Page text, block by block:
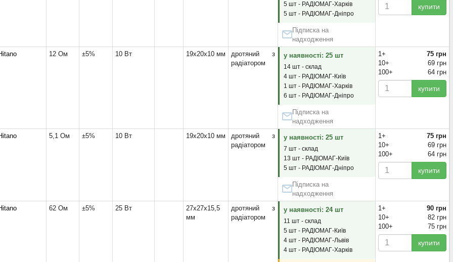
5 шт - РАДІОМАГ-Харків
5 шт - РАДІОМАГ-Дніпро
Підписка на
надходження
купити
12 Ом ±5% 10 Вт 19x20x10 мм
дротяний з
радіатором
у наявності: 25 шт
14 шт - склад
4 шт - РАДІОМАГ-Київ
1 шт - РАДІОМАГ-Харків
6 шт - РАДІОМАГ-Дніпро
Підписка на
надходження
1+
75 грн
10+
69 грн
100+
64 грн
купити
5,1 Ом ±5% 10 Вт 19x20x10 мм
дротяний з
радіатором
у наявності: 25 шт
7 шт - склад
13 шт - РАДІОМАГ-Київ
5 шт - РАДІОМАГ-Дніпро
Підписка на
надходження
1+
75 грн
10+
69 грн
100+
64 грн
купити
62 Ом ±5% 25 Вт
27x27x15,5
мм
дротяний з
радіатором
у наявності: 24 шт
11 шт - склад
5 шт - РАДІОМАГ-Київ
4 шт - РАДІОМАГ-Львів
4 шт - РАДІОМАГ-Харків
1+
90 грн
10+
82 грн
100+
75 грн
купити